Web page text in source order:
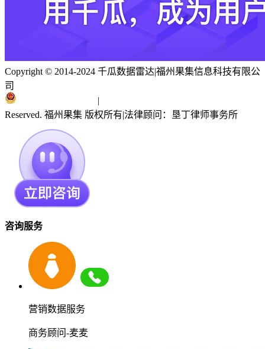
Copyright © 2014-2024 千瓜数据雷达|福州果集信息科技有限公
司
|
Reserved. 福州果集 版权所有|法律顾问：垦丁律师事务所
咨询服务
营销数据服务
商务顾问-麦麦